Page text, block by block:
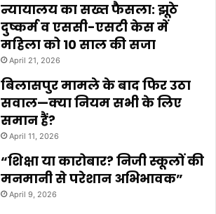
न्यायालय का सख्त फैसला: झूठे
दुष्कर्म व एससी-एसटी केस में
महिला को 10 साल की सजा
April 21, 2026
बिलासपुर मामले के बाद फिर उठा
सवाल—क्या नियम सभी के लिए
समान हैं?
April 11, 2026
“शिक्षा या कारोबार? निजी स्कूलों की
मनमानी से परेशान अभिभावक”
April 9, 2026